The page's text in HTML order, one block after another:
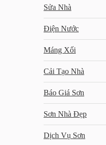
Sửa Nhà
Điện Nước
Máng Xối
Cải Tạo Nhà
Báo Giá Sơn
Sơn Nhà Đẹp
Dịch Vụ Sơn